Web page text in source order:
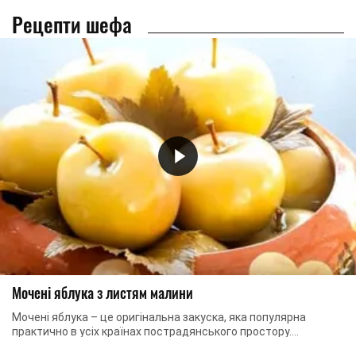
Рецепти шефа
Мочені яблука з листям малини
Мочені яблука – це оригінальна закуска, яка популярна
практично в усіх країнах пострадянського простору.